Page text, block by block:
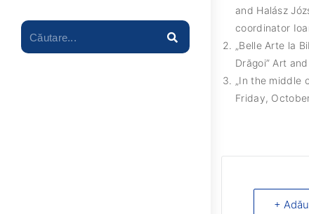
Căutare...
and Halász
coordinator
„Belle Arte la
Drăgoi” Art
„In the middle
Friday,
+